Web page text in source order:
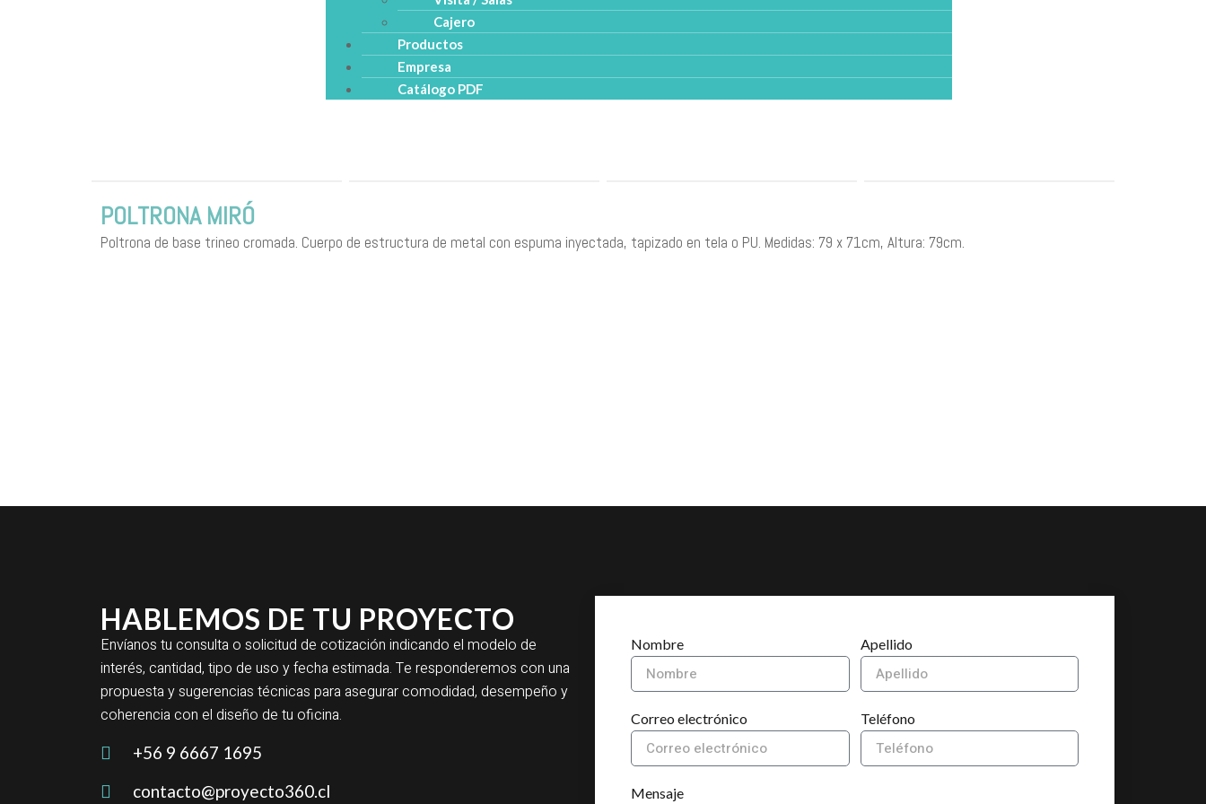
Cajero
Productos
Empresa
Catálogo PDF
POLTRONA MIRÓ
Poltrona de base trineo cromada. Cuerpo de estructura de metal con espuma inyectada, tapizado en tela o PU. Medidas: 79 x 71cm, Altura: 79cm.
HABLEMOS DE TU PROYECTO
Envíanos tu consulta o solicitud de cotización indicando el modelo de
interés, cantidad, tipo de uso y fecha estimada. Te responderemos con una
propuesta y sugerencias técnicas para asegurar comodidad, desempeño y
coherencia con el diseño de tu oficina.
+56 9 6667 1695
contacto@proyecto360.cl
Nombre Apellido
Correo electrónico Teléfono
Mensaje